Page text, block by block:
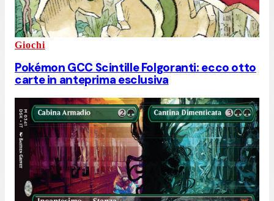
Giochi
Pokémon GCC Scintille Folgoranti: ecco otto
carte in anteprima esclusiva